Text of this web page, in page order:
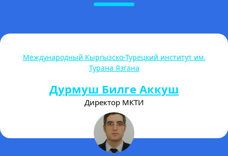
Международный Кыргызско-Турецкий институт им.
Турана Язгана
Дурмуш Билге Аккуш
Директор МКТИ